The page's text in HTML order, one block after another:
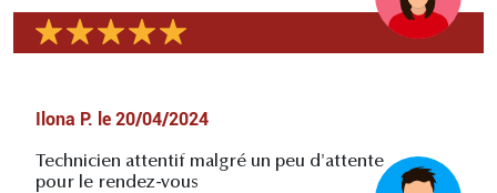
Ilona P. le 20/04/2024
Technicien attentif malgré un peu d'attente
pour le rendez-vous